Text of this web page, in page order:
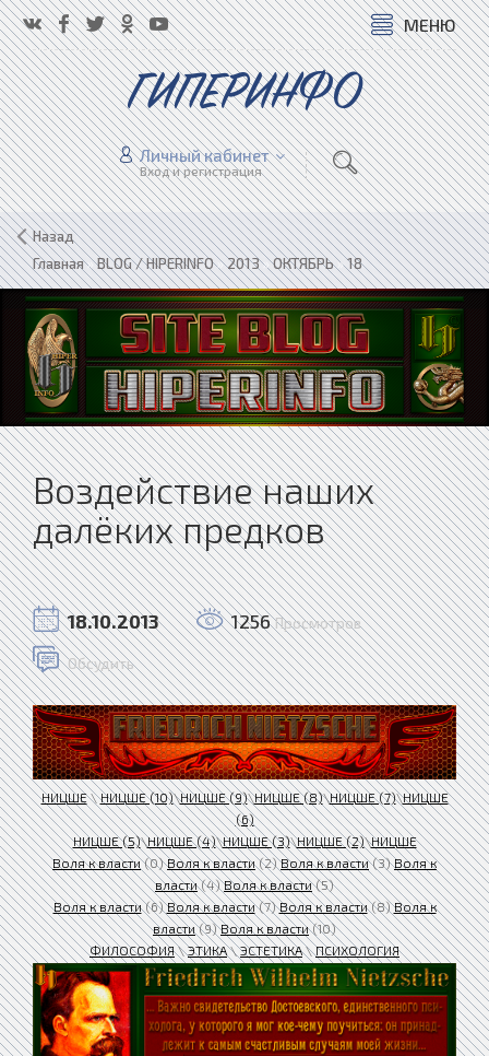
МЕНЮ
ГИПЕРИНФО
Личный кабинет
Вход и регистрация
Назад
Главная»BLOG / HIPERINFO»2013»ОКТЯБРЬ»18
Воздействие наших
далёких предков
18.10.2013 1256 Просмотров
Обсудить
НИЦШЕ\НИЦШЕ (10)\НИЦШЕ (9)\НИЦШЕ (8)\НИЦШЕ (7)\НИЦШЕ
(6)
НИЦШЕ (5)\НИЦШЕ (4)\НИЦШЕ (3)\НИЦШЕ (2)\НИЦШЕ
Воля к власти(0)Воля к власти(2)Воля к власти(3)Воля к
власти(4)Воля к власти(5)
Воля к власти(6)Воля к власти(7)Воля к власти(8)Воля к
власти(9)Воля к власти(10)
ФИЛОСОФИЯ\ЭТИКА\ЭСТЕТИКА\ПСИХОЛОГИЯ